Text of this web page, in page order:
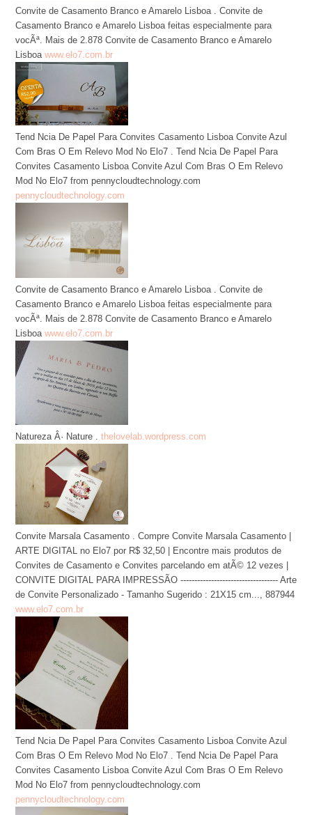
Convite de Casamento Branco e Amarelo Lisboa . Convite de
Casamento Branco e Amarelo Lisboa feitas especialmente para
vocÃª. Mais de 2.878 Convite de Casamento Branco e Amarelo
Lisboa www.elo7.com.br
Tend Ncia De Papel Para Convites Casamento Lisboa Convite Azul
Com Bras O Em Relevo Mod No Elo7 . Tend Ncia De Papel Para
Convites Casamento Lisboa Convite Azul Com Bras O Em Relevo
Mod No Elo7 from pennycloudtechnology.com
pennycloudtechnology.com
Convite de Casamento Branco e Amarelo Lisboa . Convite de
Casamento Branco e Amarelo Lisboa feitas especialmente para
vocÃª. Mais de 2.878 Convite de Casamento Branco e Amarelo
Lisboa www.elo7.com.br
Natureza Â· Nature . thelovelab.wordpress.com
Convite Marsala Casamento . Compre Convite Marsala Casamento |
ARTE DIGITAL no Elo7 por R$ 32,50 | Encontre mais produtos de
Convites de Casamento e Convites parcelando em atÃ© 12 vezes |
CONVITE DIGITAL PARA IMPRESSÃO ----------------------------------- Arte
de Convite Personalizado - Tamanho Sugerido : 21X15 cm..., 887944
www.elo7.com.br
Tend Ncia De Papel Para Convites Casamento Lisboa Convite Azul
Com Bras O Em Relevo Mod No Elo7 . Tend Ncia De Papel Para
Convites Casamento Lisboa Convite Azul Com Bras O Em Relevo
Mod No Elo7 from pennycloudtechnology.com
pennycloudtechnology.com